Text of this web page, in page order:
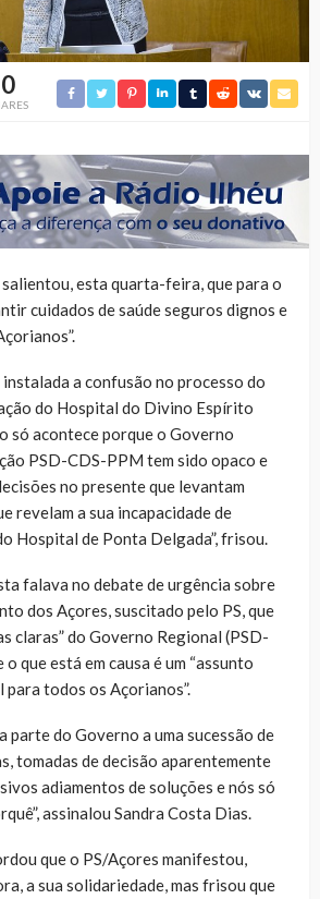
0
esta quarta-feira, que para o
cuidados de saúde seguros dignos e
a confusão no processo do
do Hospital do Divino Espírito
só acontece porque o Governo
PSD-CDS-PPM tem sido opaco e
no presente que levantam
revelam a sua incapacidade de
Hospital de Ponta Delgada”, frisou.
falava no debate de urgência sobre
dos Açores, suscitado pelo PS, que
claras” do Governo Regional (PSD-
que está em causa é um “assunto
para todos os Açorianos”.
parte do Governo a uma sucessão de
tomadas de decisão aparentemente
adiamentos de soluções e nós só
assinalou Sandra Costa Dias.
que o PS/Açores manifestou,
a sua solidariedade, mas frisou que